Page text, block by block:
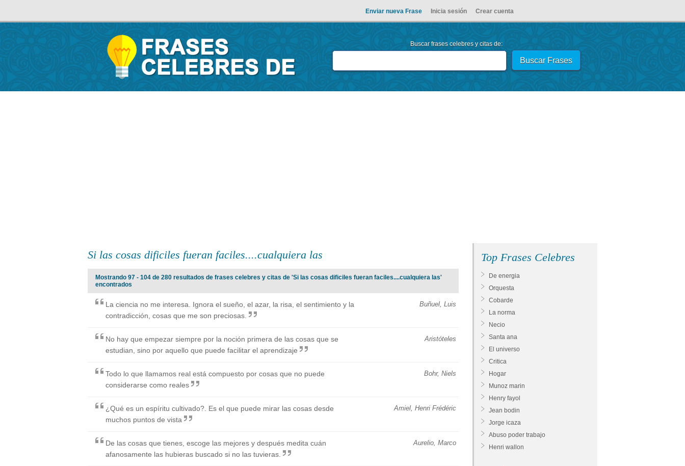
Enviar nueva Frase Inicia sesión Crear cuenta
Buscar frases celebres y citas de:
Si las cosas dificiles fueran faciles....cualquiera las
Mostrando 97 - 104 de 280 resultados de frases celebres y citas de 'Si las cosas dificiles fueran faciles....cualquiera las'
encontrados
Buñuel, Luis
La ciencia no me interesa. Ignora el sueño, el azar, la risa, el sentimiento y la
contradicción, cosas que me son preciosas.
Aristóteles
No hay que empezar siempre por la noción primera de las cosas que se
estudian, sino por aquello que puede facilitar el aprendizaje
Bohr, Niels
Todo lo que llamamos real está compuesto por cosas que no puede
considerarse como reales
Amiel, Henri Frédéric
¿Qué es un espíritu cultivado?. Es el que puede mirar las cosas desde
muchos puntos de vista
Aurelio, Marco
De las cosas que tienes, escoge las mejores y después medita cuán
afanosamente las hubieras buscado si no las tuvieras.
Top Frases Celebres
De energia
Orquesta
Cobarde
La norma
Necio
Santa ana
El universo
Critica
Hogar
Munoz marin
Henry fayol
Jean bodin
Jorge icaza
Abuso poder trabajo
Henri wallon